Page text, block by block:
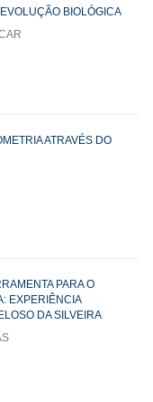
BIOLÓGICA
ATRAVÉS DO
PARA O
EXPERIÊNCIA
DA SILVEIRA